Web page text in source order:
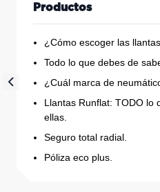
Productos
¿Cómo escoger las
Todo lo que debes de
¿Cuál marca de
Llantas Runflat: TODO lo
ellas.
Seguro total radial.
Póliza eco plus.